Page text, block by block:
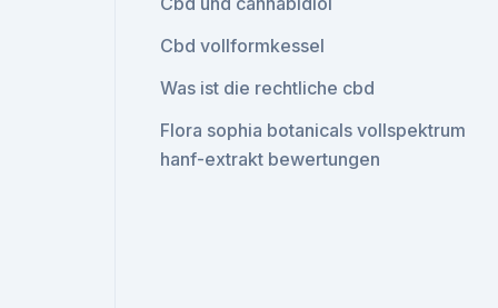
Cbd vollformkessel
Was ist die rechtliche cbd
Flora sophia botanicals vollspektrum
hanf-extrakt bewertungen